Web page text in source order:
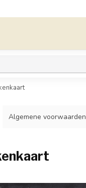
Algemene voorwaarden